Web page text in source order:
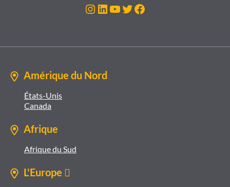
Instagram
LinkedIn
YouTube
Twitter
Facebook
Amérique du Nord
États-Unis
Canada
Afrique
Afrique du Sud
L'Europe 